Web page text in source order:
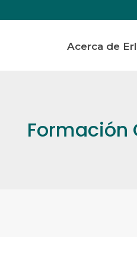
Acerca de
Formación